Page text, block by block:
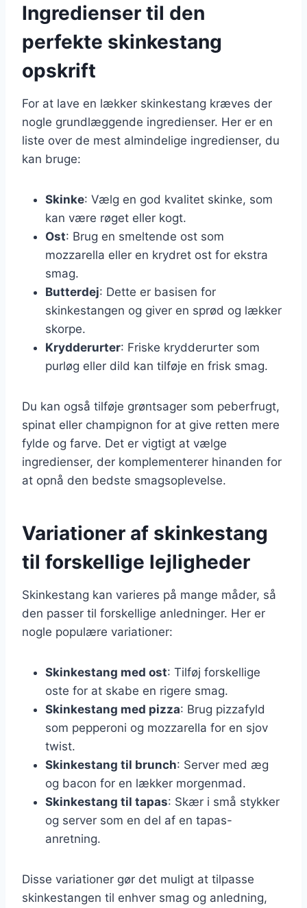
Ingredienser til den
perfekte skinkestang
opskrift
For at lave en lækker skinkestang kræves der
nogle grundlæggende ingredienser. Her er en
liste over de mest almindelige ingredienser, du
kan bruge:
Skinke: Vælg en god kvalitet skinke, som
kan være røget eller kogt.
Ost: Brug en smeltende ost som
mozzarella eller en krydret ost for ekstra
smag.
Butterdej: Dette er basisen for
skinkestangen og giver en sprød og lækker
skorpe.
Krydderurter: Friske krydderurter som
purløg eller dild kan tilføje en frisk smag.
Du kan også tilføje grøntsager som peberfrugt,
spinat eller champignon for at give retten mere
fylde og farve. Det er vigtigt at vælge
ingredienser, der komplementerer hinanden for
at opnå den bedste smagsoplevelse.
Variationer af skinkestang
til forskellige lejligheder
Skinkestang kan varieres på mange måder, så
den passer til forskellige anledninger. Her er
nogle populære variationer:
Skinkestang med ost: Tilføj forskellige
oste for at skabe en rigere smag.
Skinkestang med pizza: Brug pizzafyld
som pepperoni og mozzarella for en sjov
twist.
Skinkestang til brunch: Server med æg
og bacon for en lækker morgenmad.
Skinkestang til tapas: Skær i små stykker
og server som en del af en tapas-
anretning.
Disse variationer gør det muligt at tilpasse
skinkestangen til enhver smag og anledning,